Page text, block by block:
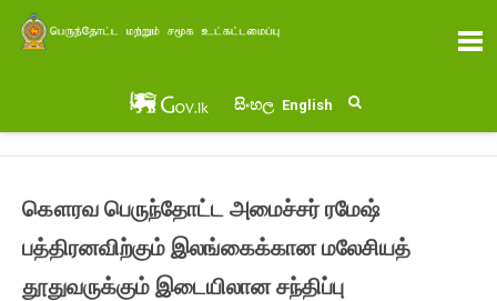
සිංහල English
கௌரவ பெருந்தோட்ட அமைச்சர் ரமேஷ்
பத்திரனவிற்கும் இலங்கைக்கான மலேசியத்
தூதுவருக்கும் இடையிலான சந்திப்பு